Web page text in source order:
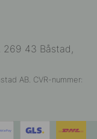
269 43 Båstad,
AB. CVR-nummer: